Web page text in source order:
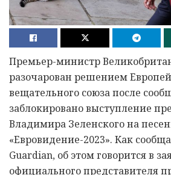
Премьер-министр
разочарован решением
вещательного союза после
заблокировано выступление
Владимира Зеленского на
«Евровидение-2023». Как
Guardian, об этом говорится в
официального представителя